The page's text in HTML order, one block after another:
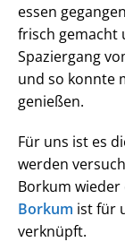
essen
frisch gemacht
Spaziergang
und so konnte
genießen.
Für uns ist es
werden
Borkum
Borkum ist für
verknüpft.